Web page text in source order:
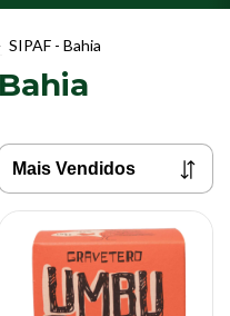
SIPAF - Bahia